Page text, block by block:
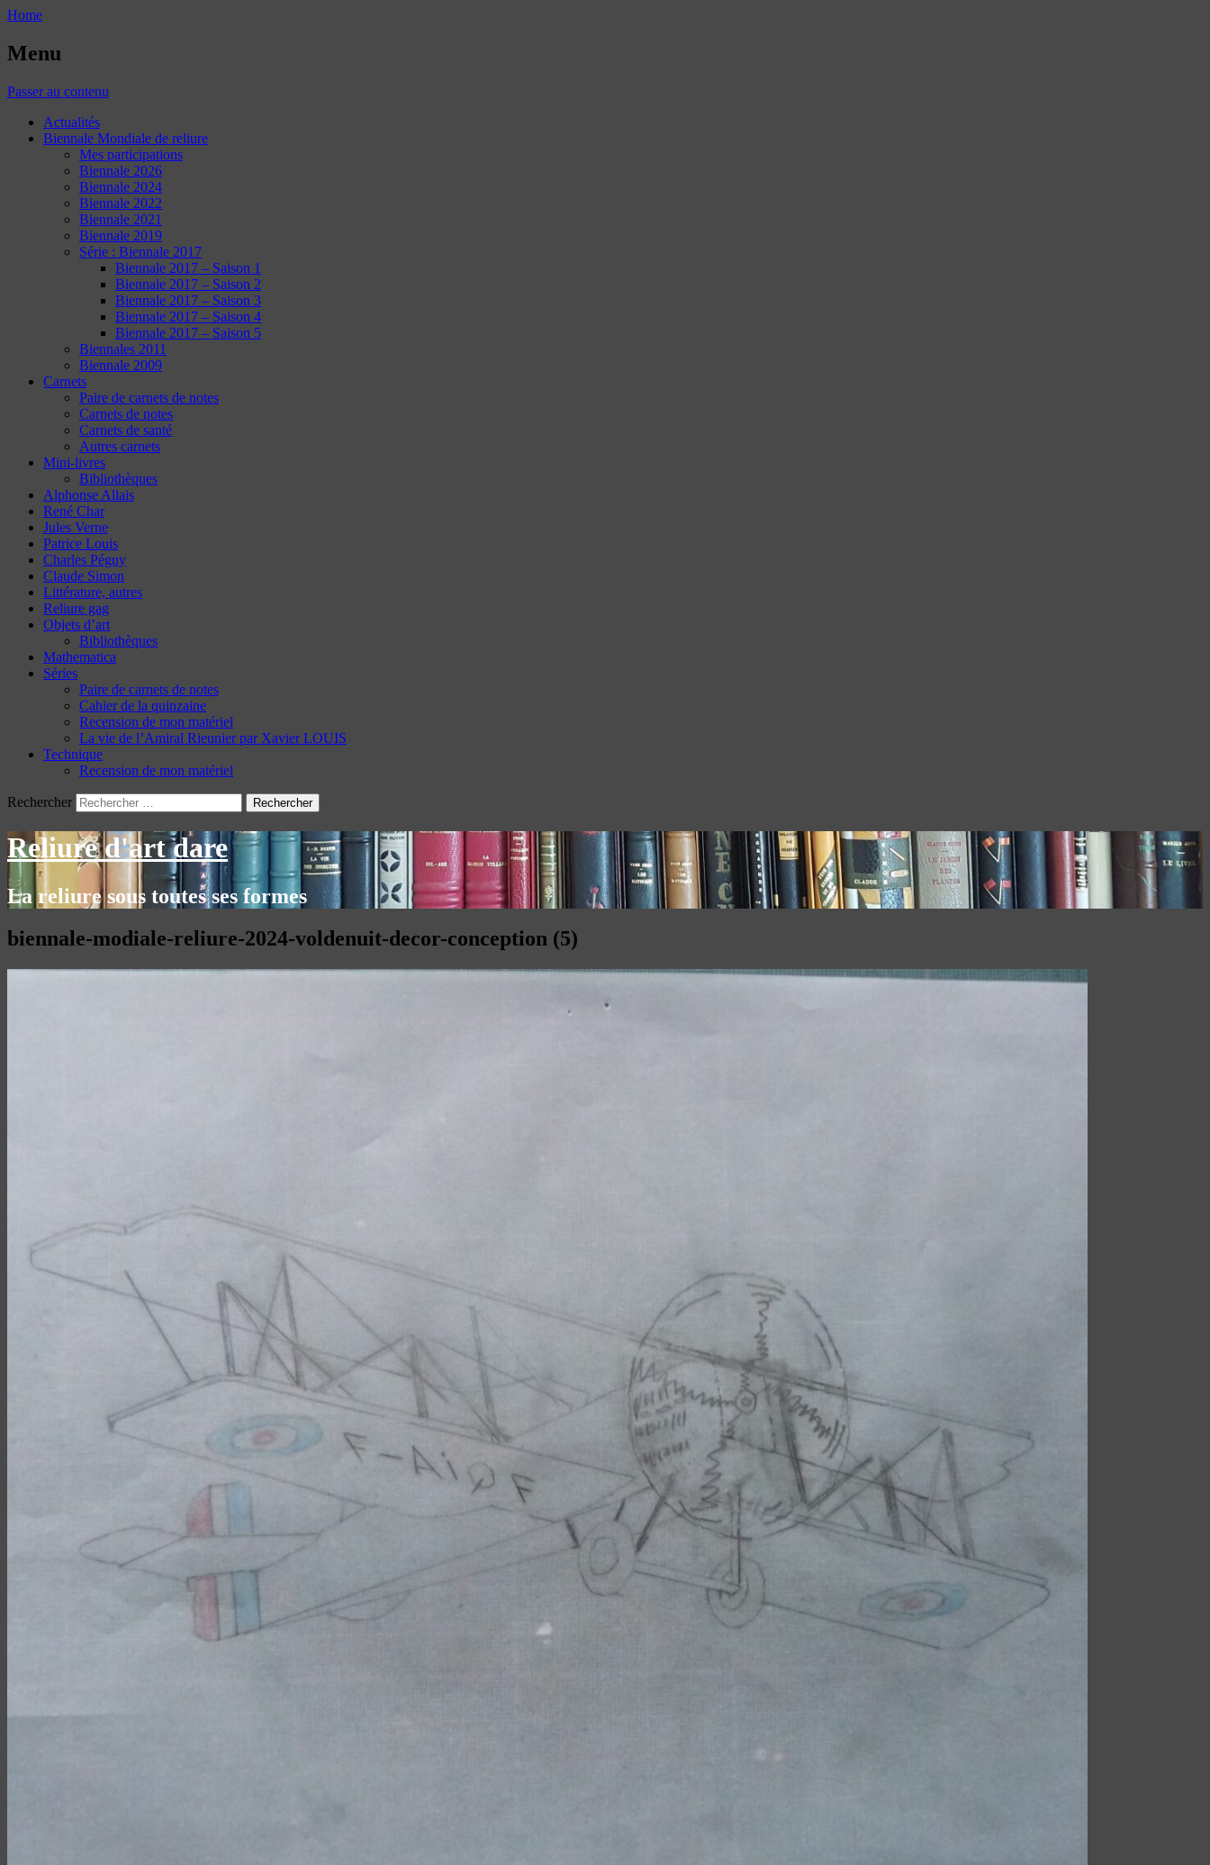
Home
Menu
Passer au contenu
Actualités
Biennale Mondiale de reliure
Mes participations
Biennale 2026
Biennale 2024
Biennale 2022
Biennale 2021
Biennale 2019
Série : Biennale 2017
Biennale 2017 – Saison 1
Biennale 2017 – Saison 2
Biennale 2017 – Saison 3
Biennale 2017 – Saison 4
Biennale 2017 – Saison 5
Biennales 2011
Biennale 2009
Carnets
Paire de carnets de notes
Carnets de notes
Carnets de santé
Autres carnets
Mini-livres
Bibliothèques
Alphonse Allais
René Char
Jules Verne
Patrice Louis
Charles Péguy
Claude Simon
Littérature, autres
Reliure gag
Objets d’art
Bibliothèques
Mathematica
Séries
Paire de carnets de notes
Cahier de la quinzaine
Recension de mon matériel
La vie de l’Amiral Rieunier par Xavier LOUIS
Technique
Recension de mon matériel
Rechercher
Reliure d'art dare
La reliure sous toutes ses formes
biennale-modiale-reliure-2024-voldenuit-decor-conception (5)